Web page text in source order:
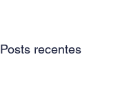
Posts recentes